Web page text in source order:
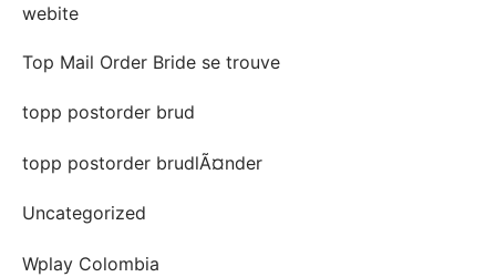
webite
Top Mail Order Bride se trouve
topp postorder brud
topp postorder brudlÃ¤nder
Uncategorized
Wplay Colombia